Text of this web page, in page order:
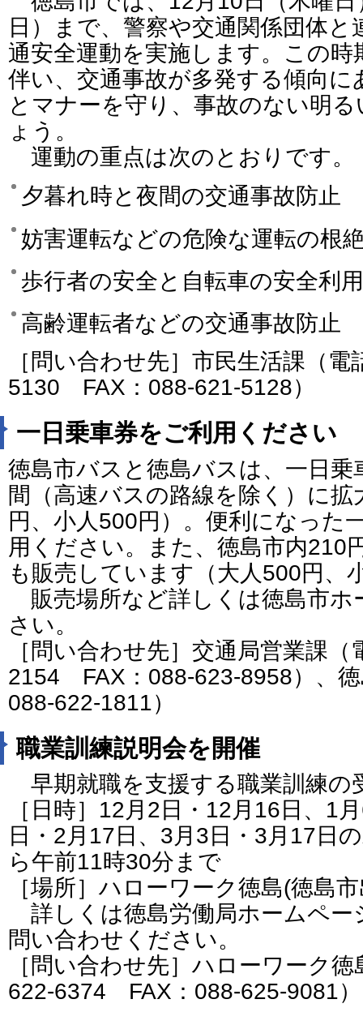
日）まで、警察や交通関係団体
通安全運動を実施します。この
伴い、交通事故が多発する傾向
とマナーを守り、事故のない明
ょう。
運動の重点は次のとおりです。
夕暮れ時と夜間の交通事故防止
妨害運転などの危険な運転の根
歩行者の安全と自転車の安全利
高齢運転者などの交通事故防止
［問い合わせ先］市民生活課（
5130 FAX：088-621-5128）
一日乗車券をご利用ください
徳島市バスと徳島バスは、一日乗
間（高速バスの路線を除く）に
円、小人500円）。便利になった
用ください。また、徳島市内210
も販売しています（大人500円、
販売場所など詳しくは徳島市ホ
さい。
［問い合わせ先］交通局営業課
2154 FAX：088-623-8958）、
088-622-1811）
職業訓練説明会を開催
早期就職を支援する職業訓練の
［日時］12月2日・12月16日、1
日・2月17日、3月3日・3月17日
ら午前11時30分まで
［場所］ハローワーク徳島(徳島
詳しくは徳島労働局ホームペー
問い合わせください。
［問い合わせ先］ハローワーク
622-6374 FAX：088-625-9081）